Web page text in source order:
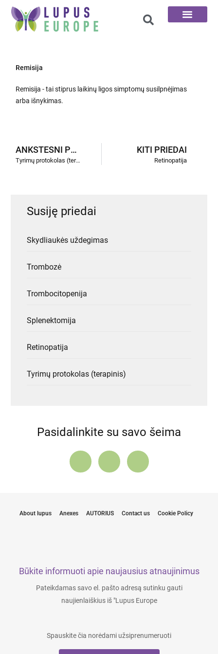
Remisija
Remisija - tai stiprus laikinų ligos simptomų susilpnėjimas
arba išnykimas.
ANKSTESNI PRIEDAI
Tyrimų protokolas (terapinis)
KITI PRIEDAI
Retinopatija
Susiję priedai
Skydliaukės uždegimas
Trombozė
Trombocitopenija
Splenektomija
Retinopatija
Tyrimų protokolas (terapinis)
Pasidalinkite su savo šeima
About lupus Anexes AUTORIUS Contact us Cookie Policy
Būkite informuoti apie naujausius atnaujinimus
Pateikdamas savo el. pašto adresą sutinku gauti
naujienlaiškius iš "Lupus Europe
Spauskite čia norėdami užsiprenumeruoti